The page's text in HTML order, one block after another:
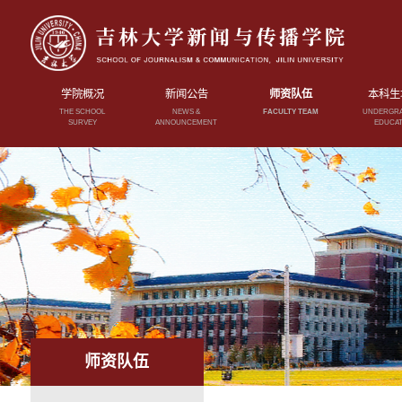
学院概况
THE SCHOOL
SURVEY
新闻公告
NEWS &
ANNOUNCEMENT
师资队伍
FACULTY TEAM
本科
师资队伍